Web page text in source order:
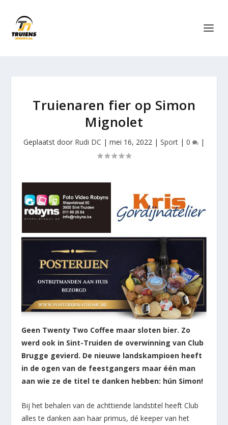
Truienaren fier op Simon
Mignolet
Geplaatst door Rudi DC | mei 16, 2022 | Sport | 0 |
Geen Twenty Two Coffee maar sloten bier. Zo
werd ook in Sint-Truiden de overwinning van Club
Brugge gevierd. De nieuwe landskampioen heeft
in de ogen van de feestgangers maar één man
aan wie ze de titel te danken hebben: hún Simon!
Bij het behalen van de achttiende landstitel heeft Club
alles te danken aan haar primus, dé keeper van het